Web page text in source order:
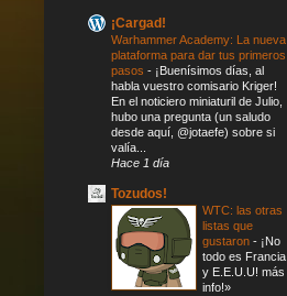
¡Cargad!
Warhammer Academy: La nueva
plataforma para dar tus primeros
pasos - ¡Buenísimos días, al
habla vuestro comisario Kriger!
En el noticiero miniaturil de Julio,
hubo una pregunta (un saludo
desde aquí, @jotaefe) sobre si
valía...
Hace 1 día
Tozudos!
WTC: las otras
listas que
gustaron - ¡No
todo es Francia
y E.E.U.U! más
info!»